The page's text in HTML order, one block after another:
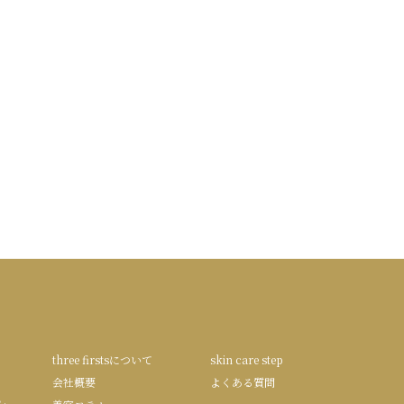
three firstsについて
skin care step
会社概要
よくある質問